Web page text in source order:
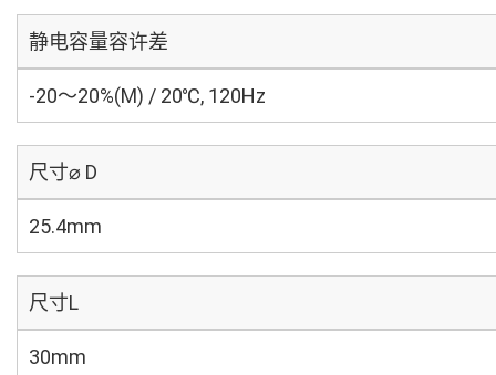
静电容量容许差
-20～20%(M) / 20℃, 120Hz
尺寸⌀ D
25.4mm
尺寸L
30mm